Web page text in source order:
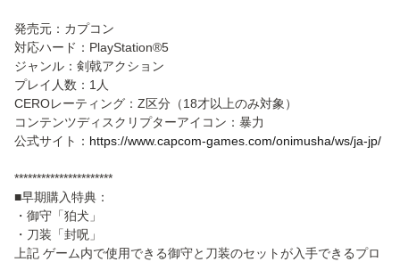
発売元：カプコン
対応ハード：PlayStation®5
ジャンル：剣戟アクション
プレイ人数：1人
CEROレーティング：Z区分（18才以上のみ対象）
コンテンツディスクリプターアイコン：暴力
公式サイト： https://www.capcom-games.com/onimusha/ws/ja-jp/
**********************
■早期購入特典：
・御守「狛犬」
・刀装「封呪」
上記 ゲーム内で使用できる御守と刀装のセットが入手できるプロ